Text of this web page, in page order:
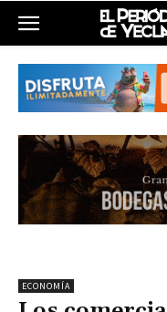
ECONOMÍA